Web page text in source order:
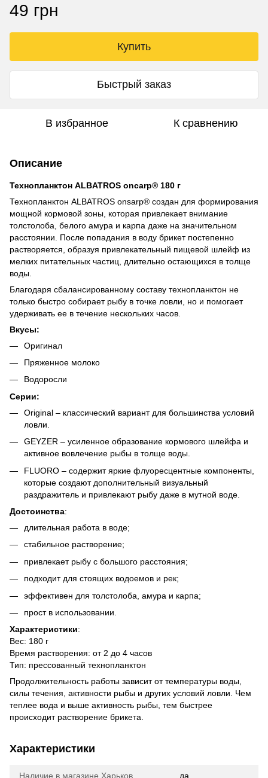
49 грн
Купить
Быстрый заказ
В избранное К сравнению
Описание
Технопланктон ALBATROS оnсarp® 180 г
Технопланктон ALBATROS onsarp® создан для формирования
мощной кормовой зоны, которая привлекает внимание
толстолоба, белого амура и карпа даже на значительном
расстоянии. После попадания в воду брикет постепенно
растворяется, образуя привлекательный пищевой шлейф из
мелких питательных частиц, длительно остающихся в толще
воды.
Благодаря сбалансированному составу технопланктон не
только быстро собирает рыбу в точке ловли, но и помогает
удерживать ее в течение нескольких часов.
Вкусы:
Оригинал
Пряженное молоко
Водоросли
Серии:
Original – классический вариант для большинства условий
ловли.
GEYZER – усиленное образование кормового шлейфа и
активное вовлечение рыбы в толще воды.
FLUORO – содержит яркие флуоресцентные компоненты,
которые создают дополнительный визуальный
раздражитель и привлекают рыбу даже в мутной воде.
Достоинства:
длительная работа в воде;
стабильное растворение;
привлекает рыбу с большого расстояния;
подходит для стоящих водоемов и рек;
эффективен для толстолоба, амура и карпа;
прост в использовании.
Характеристики:
Вес: 180 г
Время растворения: от 2 до 4 часов
Тип: прессованный технопланктон
Продолжительность работы зависит от температуры воды,
силы течения, активности рыбы и других условий ловли. Чем
теплее вода и выше активность рыбы, тем быстрее
происходит растворение брикета.
Характеристики
Наличие в магазине Харьков да